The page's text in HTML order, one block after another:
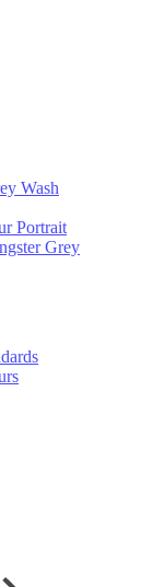
Wash
Portrait
Grey